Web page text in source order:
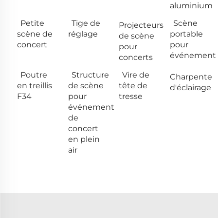
aluminium
Petite
scène de
concert
Tige de
réglage
Projecteurs
de scène
pour
concerts
Scène
portable
pour
événement
Poutre
en treillis
F34
Structure
de scène
pour
événement
de
concert
en plein
air
Vire de
tête de
tresse
Charpente
d'éclairage